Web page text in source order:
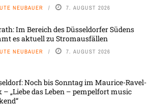
UTE NEUBAUER 7. AUGUST 2026
Im Bereich des Düsseldorfer Südens
es aktuell zu Stromausfällen
UTE NEUBAUER 7. AUGUST 2026
Noch bis Sonntag im Maurice-Ravel-
– „Liebe das Leben – pempelfort music